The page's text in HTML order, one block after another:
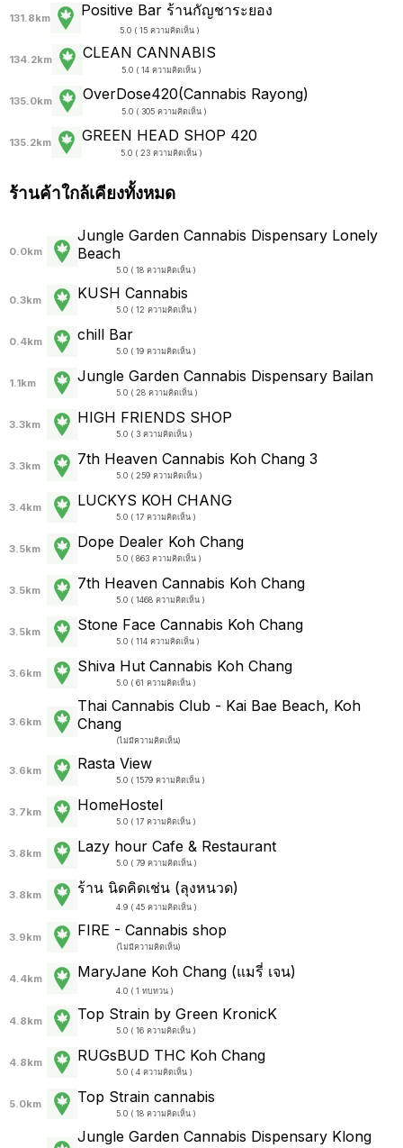
131.8km Positive Bar ร้านกัญชาระยอง
5.0 ( 15 ความคิดเห็น )
134.2km CLEAN CANNABIS
5.0 ( 14 ความคิดเห็น )
135.0km OverDose420(Cannabis Rayong)
5.0 ( 305 ความคิดเห็น )
135.2km GREEN HEAD SHOP 420
5.0 ( 23 ความคิดเห็น )
ร้านค้าใกล้เคียงทั้งหมด
0.0km
Jungle Garden Cannabis Dispensary Lonely
Beach
5.0 ( 18 ความคิดเห็น )
0.3km KUSH Cannabis
5.0 ( 12 ความคิดเห็น )
0.4km chill Bar
5.0 ( 19 ความคิดเห็น )
1.1km Jungle Garden Cannabis Dispensary Bailan
5.0 ( 28 ความคิดเห็น )
3.3km HIGH FRIENDS SHOP
5.0 ( 3 ความคิดเห็น )
3.3km 7th Heaven Cannabis Koh Chang 3
5.0 ( 259 ความคิดเห็น )
3.4km LUCKYS KOH CHANG
5.0 ( 17 ความคิดเห็น )
3.5km Dope Dealer Koh Chang
5.0 ( 863 ความคิดเห็น )
3.5km 7th Heaven Cannabis Koh Chang
5.0 ( 1468 ความคิดเห็น )
3.5km Stone Face Cannabis Koh Chang
5.0 ( 114 ความคิดเห็น )
3.6km Shiva Hut Cannabis Koh Chang
5.0 ( 61 ความคิดเห็น )
3.6km
Thai Cannabis Club - Kai Bae Beach, Koh
Chang
(ไม่มีความคิดเห็น)
3.6km Rasta View
5.0 ( 1579 ความคิดเห็น )
3.7km HomeHostel
5.0 ( 17 ความคิดเห็น )
3.8km Lazy hour Cafe & Restaurant
5.0 ( 79 ความคิดเห็น )
3.8km ร้าน นิดคิดเช่น (ลุงหนวด)
4.9 ( 45 ความคิดเห็น )
3.9km FIRE - Cannabis shop
(ไม่มีความคิดเห็น)
4.4km MaryJane Koh Chang (แมรี่ เจน)
4.0 ( 1 ทบทวน )
4.8km Top Strain by Green KronicK
5.0 ( 16 ความคิดเห็น )
4.8km RUGsBUD THC Koh Chang
5.0 ( 4 ความคิดเห็น )
5.0km Top Strain cannabis
5.0 ( 18 ความคิดเห็น )
Jungle Garden Cannabis Dispensary Klong